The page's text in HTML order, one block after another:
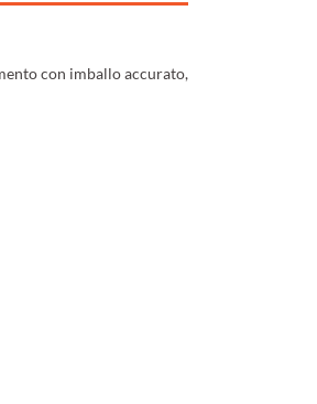
con imballo accurato,